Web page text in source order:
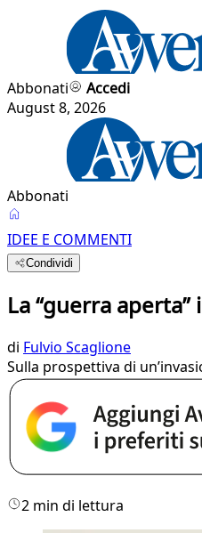
Abbonati
Accedi
August 8, 2026
Abbonati
IDEE E COMMENTI
Condividi
La “guerra
di Fulvio Scaglione
Sulla prospettiva di
2 min di lettura